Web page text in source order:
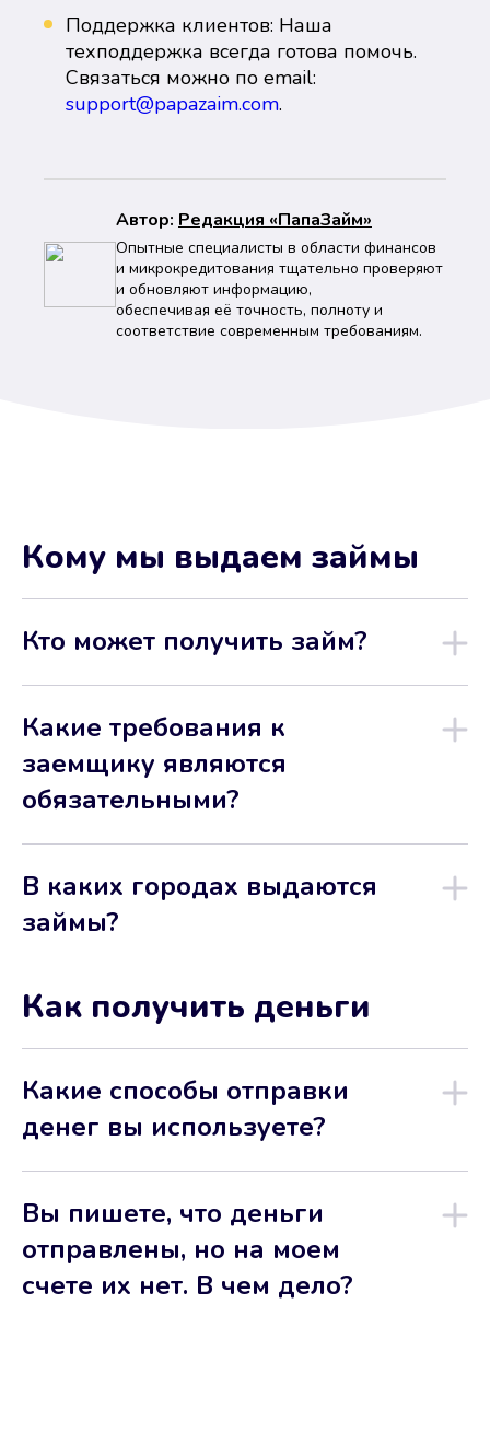
Поддержка клиентов: Наша
техподдержка всегда готова помочь.
Связаться можно по email:
support@papazaim.com.
Автор: Peдaкция «ПапаЗайм»
Опытные специалисты в области финансов
и микрокредитования тщательно проверяют
и обновляют информацию,
обеспечивая её точность, полноту и
соответствие современным требованиям.
Кому мы выдаем займы
Кто может получить займ?
Какие требования к
заемщику являются
обязательными?
В каких городах выдаются
займы?
Как получить деньги
Какие способы отправки
денег вы используете?
Вы пишете, что деньги
отправлены, но на моем
счете их нет. В чем дело?